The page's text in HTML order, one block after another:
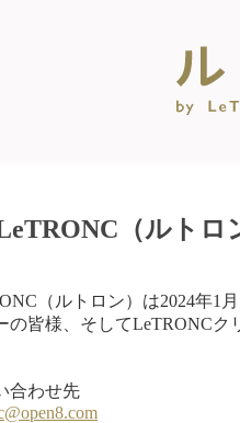
（ルトロ
（ルトロン）は2024年1
の皆様、そしてLeTRONC
合わせ先